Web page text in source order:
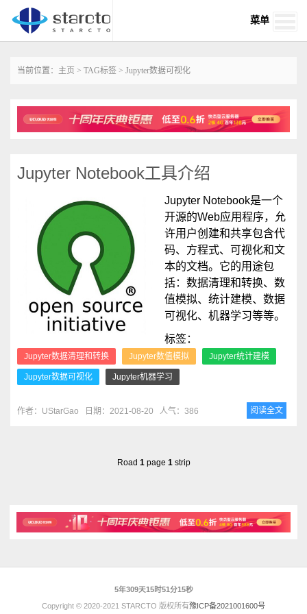
菜单
当前位置： 主页 > TAG标签 > Jupyter数据可视化
Jupyter Notebook工具介绍
Jupyter Notebook是一个
开源的Web应用程序，允
许用户创建和共享包含代
码、方程式、可视化和文
本的文档。它的用途包
括：数据清理和转换、数
值模拟、统计建模、数据
可视化、机器学习等等。
标签：
Jupyter数据清理和转换 Jupyter数值模拟 Jupyter统计建模
Jupyter数据可视化 Jupyter机器学习
作者：UStarGao 日期：2021-08-20 人气：386 阅读全文
Road 1page 1strip
5年309天15时51分15秒
Copyright © 2020-2021 STARCTO 版权所有豫ICP备2021001600号